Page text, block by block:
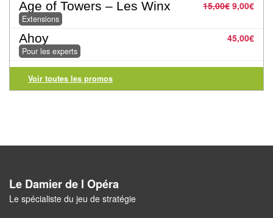
Pour
les
initiés
Pour
les
Pour
2
15,00€ 9,00€
Age of Towers – Les Winx
Extensions
45,00€
Ahoy
Pour les experts
Voir toutes les promos
Le Damier de l Opéra
Le spécialiste du jeu de stratégie